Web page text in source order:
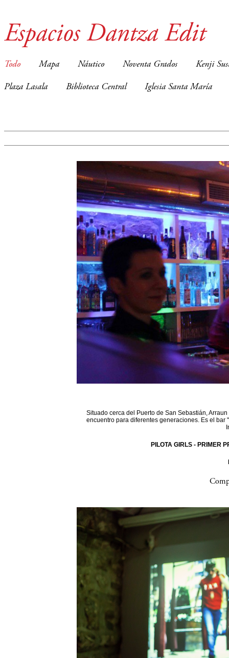
Espacios Dantza Edit
Todo Mapa Náutico Noventa Grados Kenji
Plaza Lasala Biblioteca Central Iglesia Santa María
Situado cerca del Puerto de San Sebastián,
encuentro para diferentes generaciones. Es el
PILOTA GIRLS - PRIMER